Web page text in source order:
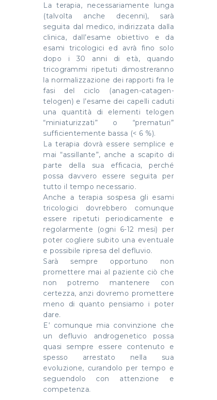
La terapia, necessariamente lunga
(talvolta anche decenni), sarà
seguita dal medico, indirizzata dalla
clinica, dall’esame obiettivo e da
esami tricologici ed avrà fino solo
dopo i 30 anni di età, quando
tricogrammi ripetuti dimostreranno
la normalizzazione dei rapporti fra le
fasi del ciclo (anagen-catagen-
telogen) e l’esame dei capelli caduti
una quantità di elementi telogen
“miniaturizzati” o “prematuri”
sufficientemente bassa (< 6 %).
La terapia dovrà essere semplice e
mai “assillante”, anche a scapito di
parte della sua efficacia, perché
possa davvero essere seguita per
tutto il tempo necessario.
Anche a terapia sospesa gli esami
tricologici dovrebbero comunque
essere ripetuti periodicamente e
regolarmente (ogni 6-12 mesi) per
poter cogliere subito una eventuale
e possibile ripresa del defluvio.
Sarà sempre opportuno non
promettere mai al paziente ciò che
non potremo mantenere con
certezza, anzi dovremo promettere
meno di quanto pensiamo i poter
dare.
E’ comunque mia convinzione che
un defluvio androgenetico possa
quasi sempre essere contenuto e
spesso arrestato nella sua
evoluzione, curandolo per tempo e
seguendolo con attenzione e
competenza.